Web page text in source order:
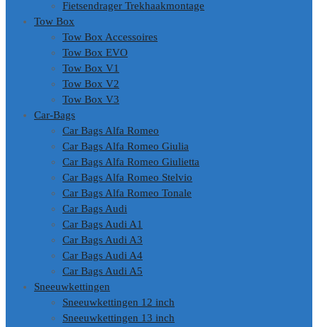
Fietsendrager Trekhaakmontage
Tow Box
Tow Box Accessoires
Tow Box EVO
Tow Box V1
Tow Box V2
Tow Box V3
Car-Bags
Car Bags Alfa Romeo
Car Bags Alfa Romeo Giulia
Car Bags Alfa Romeo Giulietta
Car Bags Alfa Romeo Stelvio
Car Bags Alfa Romeo Tonale
Car Bags Audi
Car Bags Audi A1
Car Bags Audi A3
Car Bags Audi A4
Car Bags Audi A5
Sneeuwkettingen
Sneeuwkettingen 12 inch
Sneeuwkettingen 13 inch